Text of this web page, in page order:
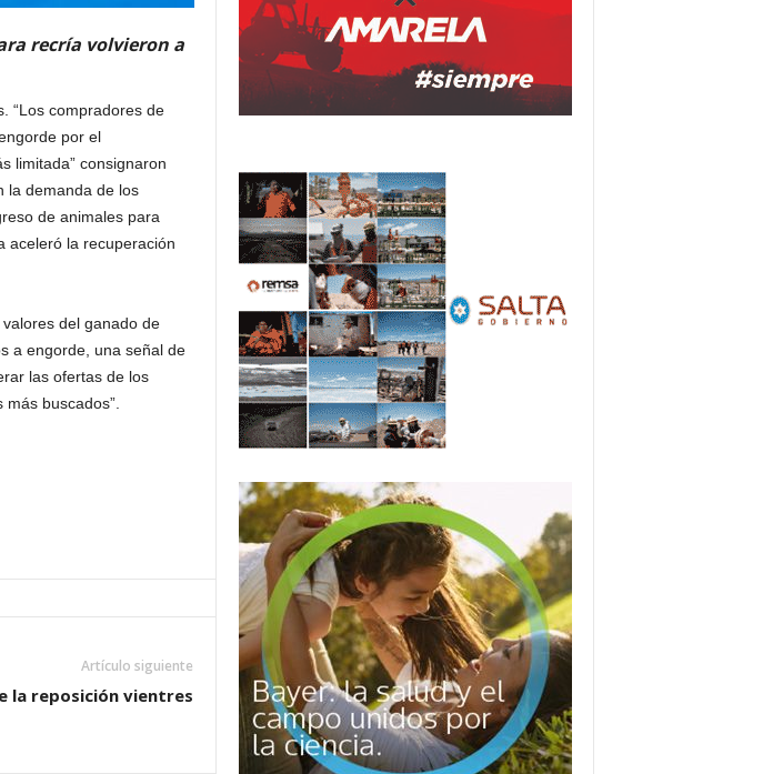
recría volvieron a
“Los compradores de
por el
limitada” consignaron
la demanda de los
de animales para
aceleró la recuperación
del ganado de
a engorde, una señal de
las ofertas de los
buscados”.
Artículo siguiente
la reposición vientres